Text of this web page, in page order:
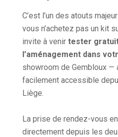
C’est l’un des atouts
vous n’achetez pas un kit
invite à venir tester
l’aménagement dans
showroom de Gembloux —
facilement accessible
Liège.
La prise de rendez-vous
directement depuis les